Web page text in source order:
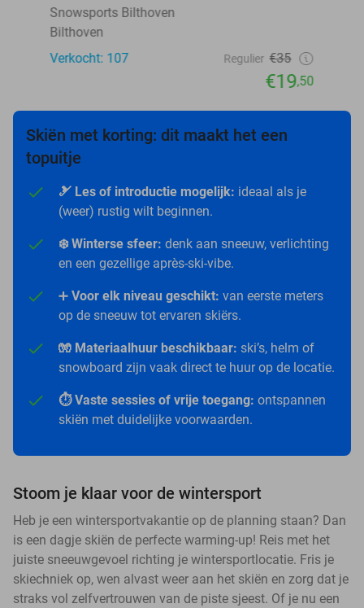
Snowsports Bilthoven
Bilthoven
Verkocht: 107
Regulier €35
€19,50
Skiën met korting: dit maakt het een
topuitje
🎿 Les of introductie mogelijk: ideaal als je
(weer) rustig wilt beginnen.
❄️ Winterse sfeer: denk aan sneeuw, verlichting
en een gezellige après-ski-vibe.
➕ Voor elk niveau geschikt: van eerste meters
op de sneeuw tot ervaren skiërs.
🧤 Materiaalhuur beschikbaar: ski’s, helm of
snowboard zijn vaak direct te huur op de locatie.
⏱️ Vaste sessies of vrije toegang: ontspannen
skiën met duidelijke voorwaarden.
Stoom je klaar voor de wintersport
Heb je een wintersportvakantie op de planning staan? Dan
is een dagje skiën de perfecte warming-up! Reis met het
juiste sneeuwgevoel richting je wintersportlocatie. Fris je
skiechniek op, wen alvast weer aan het skiën en zorg dat je
straks vol zelfvertrouwen van de piste sjeest. Of je nu een